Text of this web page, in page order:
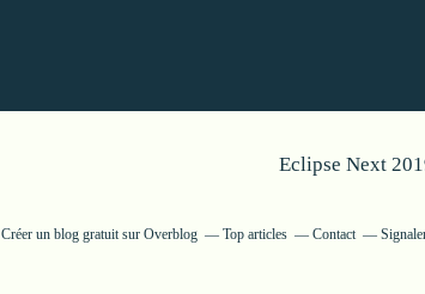
Eclipse Next
Créer un blog gratuit sur Overblog Top articles Contact